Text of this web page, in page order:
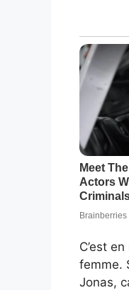
C’est
femme.
Jonas,